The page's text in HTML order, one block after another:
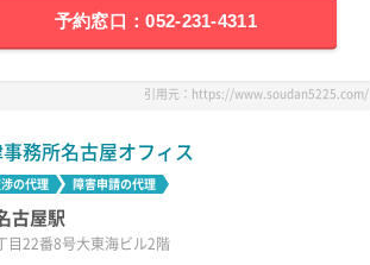
予約窓口：052-231-4311
引用元：https://www.soudan5225.com/
務所名古屋オフィス
の代理 障害申請の代理
古屋駅
目22番8号大東海ビル2階